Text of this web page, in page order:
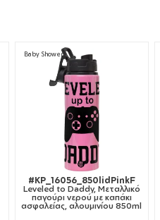
Baby Shower
#KP_16056_850lidPinkF
Leveled to Daddy, Μεταλλικό
παγούρι νερού με καπάκι
ασφαλείας, αλουμινίου 850ml